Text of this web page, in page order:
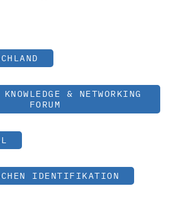
& NETWORKING
FORUM
IDENTIFIKATION